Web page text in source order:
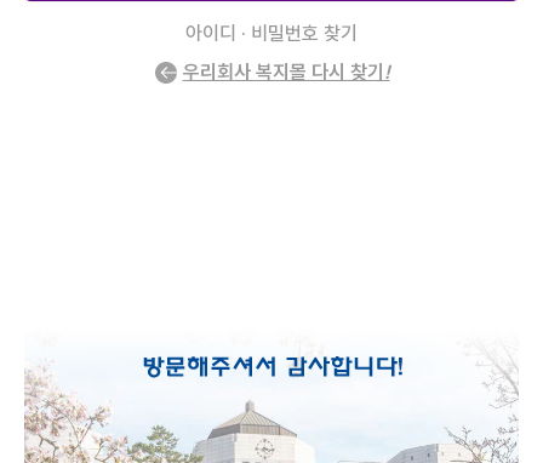
아이디 · 비밀번호 찾기
우리회사 복지몰 다시 찾기 !